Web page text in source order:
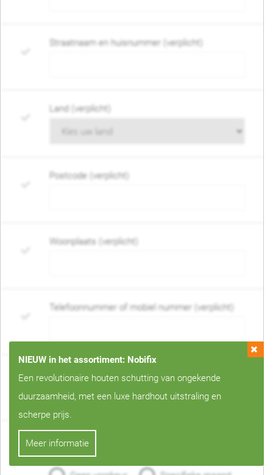
Straatnaam en huisnummer (verplicht)
Land (verplicht)
Postcode (verplicht)
Woonplaats (verplicht)
Telefoonnummer of mobiel nummer (verplicht)
E-mail adres (verplicht)
(verplicht)
NIEUW in het assortiment: Nobifix
Een revolutionaire houten schutting van ongekende
duurzaamheid, met een luxe hardhout uitstraling en
scherpe prijs.
Meer informatie